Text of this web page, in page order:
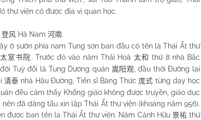
thư viện có được địa vị quan học.
登风 Hà Nam 河南.
phía nam Tung sơn ban đầu có tên là Thái Ất thư
太室书院 . Trước đó vào năm Thái Hoà 太和 thứ 8 nhà Bắc
, đời Tuỳ đổi là Tung Dương quán 嵩阳观 , đầu thời Đường lại
清泰 nhà Hậu Đường, Tiến sĩ Bàng Thức 庞式 từng dạy học
đều cảm thấy Khổng giáo không được truyền, giáo dục
đã dâng tấu xin lập Thái Ất thư viện (khoảng năm 956).
được ban tên la Thái Ất thư viện. Năm Cảnh Hữu景祐 thứ